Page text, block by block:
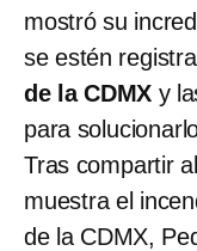
mostró su
se estén
de la CDMX y
para
Tras compartir
muestra el
de la CDMX,